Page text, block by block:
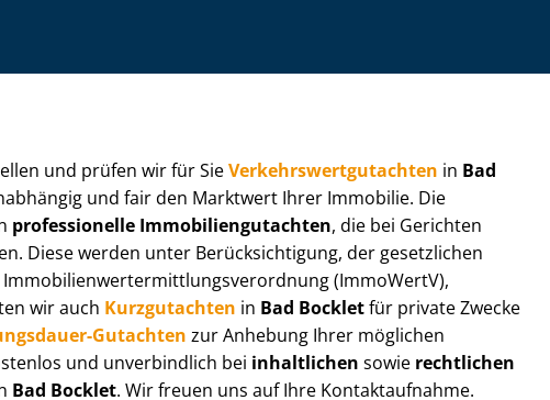
und prüfen wir für SieVer­kehrs­wert­gut­ach­ten in Bad
und fair den Marktwert Ihrer Immobilie. Die
professionelle Im­mo­bi­li­en­gut­ach­ten, die bei Gerichten
Diese werden unter Be­rück­sich­ti­gung, der gesetzlichen
Im­mo­bi­li­en­wert­ermitt­lungs­ver­ord­nung (ImmoWertV),
wir auch Kurzgutachten in Bad Bockletfür private Zwecke
Gutachten zur Anhebung Ihrer möglichen
und unverbindlich bei inhaltlichen sowie rechtlichen
Bad Bocklet. Wir freuen uns auf Ihre Kontaktaufnahme.